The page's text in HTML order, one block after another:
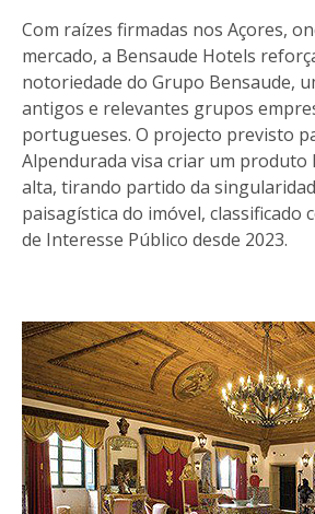
Com raízes firmadas nos Açores,
mercado, a Bensaude Hotels
notoriedade do Grupo Bensaude,
antigos e relevantes grupos
portugueses. O projecto previsto
Alpendurada visa criar um produto
alta, tirando partido da
paisagística do imóvel, classificado
de Interesse Público desde 2023.